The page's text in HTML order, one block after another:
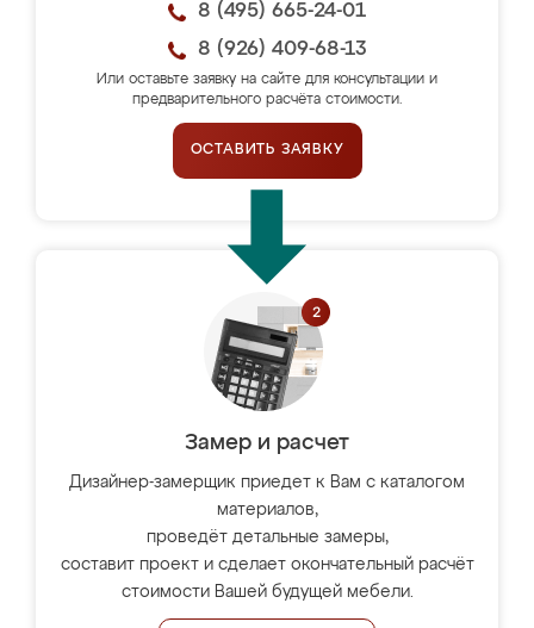
8 (495) 665-24-01
8 (926) 409-68-13
Или оставьте заявку на сайте для консультации и
предварительного расчёта стоимости.
ОСТАВИТЬ ЗАЯВКУ
Замер и расчет
Дизайнер-замерщик приедет к Вам с каталогом
материалов,
проведёт детальные замеры,
составит проект и сделает окончательный расчёт
стоимости Вашей будущей мебели.